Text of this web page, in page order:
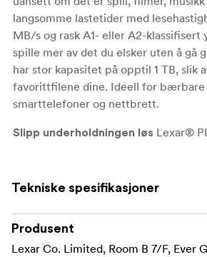
langsomme lastetider med
MB/s og rask A1- eller A2-klassifisert
spille mer av det du elsker uten å gå
har stor kapasitet på opptil 1 TB, slik
favorittfilene dine. Ideell for bærbare
smarttelefoner og nettbrett.
Slipp underholdningen løs Lexar®
enklere å laste inn og overføre alle
Koble til det du ønsker raskere
med raske overføringshastigheter på
Tekniske spesifikasjoner
Produsent
Lexar Co. Limited, Room B 7/F, Ever